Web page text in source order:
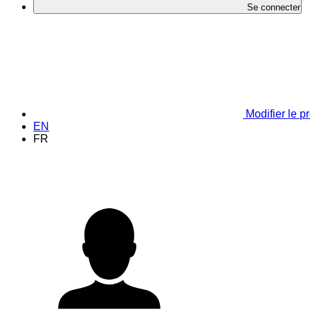
Se connecter
Modifier le
EN
FR